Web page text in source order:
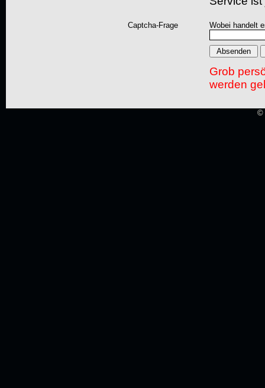
Captcha-Frage Wobei handelt
Grob
werden
©